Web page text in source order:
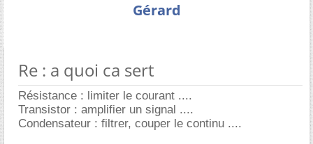
Gérard
Re : a quoi ca sert
Résistance : limiter le courant ....
Transistor : amplifier un signal ....
Condensateur : filtrer, couper le continu ....